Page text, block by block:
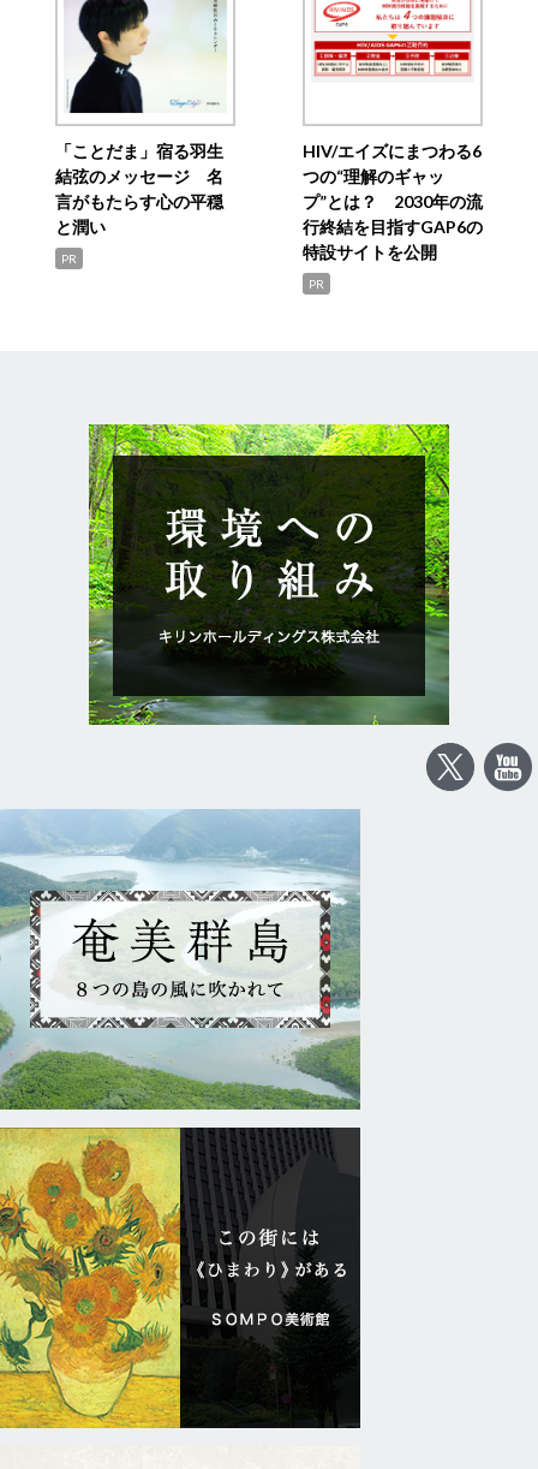
「ことだま」宿る羽生
結弦のメッセージ 名
言がもたらす心の平穏
と潤い
PR
HIV/エイズにまつわる6
つの“理解のギャッ
プ”とは？ 2030年の流
行終結を目指すGAP6の
特設サイトを公開
PR